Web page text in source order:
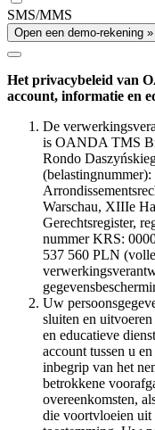
SMS/MMS
Open een demo-rekening »
Het privacybeleid van
account, informatie en
De
is OANDA TMS
Rondo
Warschau, XIIIe
Gerechtsregister,
nummer KRS:
537 560 PLN
Uw
sluiten en
en educatieve
account tussen u
inbegrip van het
betrokkene
overeenkomsten,
die voortvloeien uit